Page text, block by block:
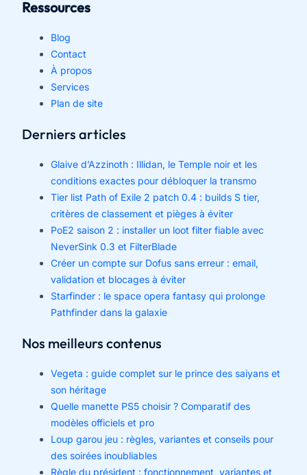
Ressources
Blog
Contact
À propos
Services
Plan de site
Derniers articles
Glaive d’Azzinoth : Illidan, le Temple noir et les
conditions exactes pour débloquer la transmo
Tier list Path of Exile 2 patch 0.4 : builds S tier,
critères de classement et pièges à éviter
PoE2 saison 2 : installer un loot filter fiable avec
NeverSink 0.3 et FilterBlade
Créer un compte sur Dofus sans erreur : email,
validation et blocages à éviter
Starfinder : le space opera fantasy qui prolonge
Pathfinder dans la galaxie
Nos meilleurs contenus
Vegeta : guide complet sur le prince des saiyans et
son héritage
Quelle manette PS5 choisir ? Comparatif des
modèles officiels et pro
Loup garou jeu : règles, variantes et conseils pour
des soirées inoubliables
Règle du président : fonctionnement, variantes et